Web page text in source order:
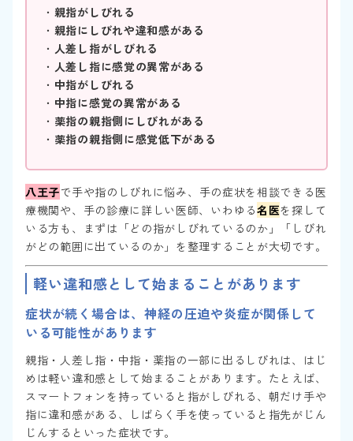
・ 親指がしびれる
・ 親指にしびれや違和感がある
・ 人差し指がしびれる
・ 人差し指に感覚の異常がある
・ 中指がしびれる
・ 中指に感覚の異常がある
・ 薬指の親指側にしびれがある
・ 薬指の親指側に感覚低下がある
八王子で手や指のしびれに悩み、手の症状を相談できる医
療機関や、手の診療に詳しい医師、いわゆる名医を探して
いる方も、まずは「どの指がしびれているのか」「しびれ
がどの範囲に出ているのか」を整理することが大切です。
軽い違和感として始まることがあります
症状が続く場合は、神経の圧迫や炎症が関係して
いる可能性があります
親指・人差し指・中指・薬指の一部に出るしびれは、はじ
めは軽い違和感として始まることがあります。たとえば、
スマートフォンを持っていると指がしびれる、朝だけ手や
指に違和感がある、しばらく手を使っていると指先がじん
じんするといった症状です。